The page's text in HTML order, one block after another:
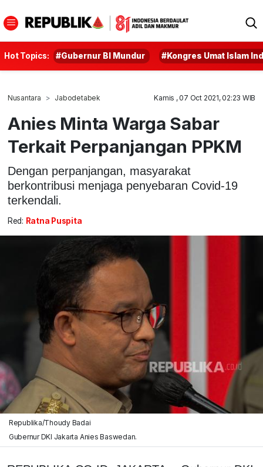
Hot Topics: #Gubernur BI Mundur #Kongres Umat Islam
Nusantara Jabodetabek Kamis , 07 Oct 2021, 02:23 WIB
Anies Minta Warga Sabar
Terkait Perpanjangan PPKM
Dengan perpanjangan, masyarakat
berkontribusi menjaga penyebaran Covid-19
terkendali.
Red: Ratna Puspita
Republika/Thoudy Badai
Gubernur DKI Jakarta Anies Baswedan.